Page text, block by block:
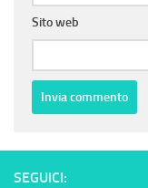
Sito web
SEGUICI: